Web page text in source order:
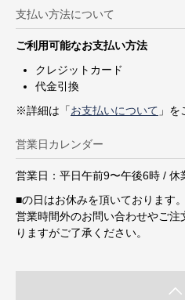
支払い方法について
ご利用可能なお支払い方法
クレジットカード
代金引換
※詳細は「お支払いについて 」を
営業日カレンダー
営業日：平日午前9〜午後6時 / 休
■の日はお休みを頂いております。
営業時間外のお問い合わせやご
りますがご了承ください。